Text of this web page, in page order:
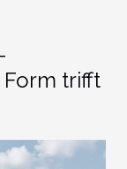
Form trifft